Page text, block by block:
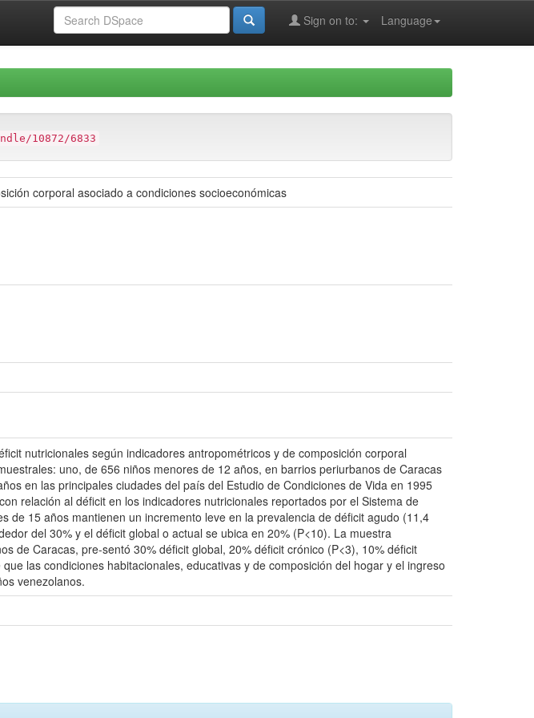
Language
Sign on to:
10872/6833
corporal asociado a condiciones socioeconómicas
nutricionales según indicadores antropométricos y de composición corporal
uno, de 656 niños menores de 12 años, en barrios periurbanos de Caracas
en las principales ciudades del país del Estudio de Condiciones de Vida en 1995
relación al déficit en los indicadores nutricionales reportados por el Sistema de
de 15 años mantienen un incremento leve en la prevalencia de déficit agudo (11,4
del 30% y el déficit global o actual se ubica en 20% (P<10). La muestra
de Caracas, pre-sentó 30% déficit global, 20% déficit crónico (P<3), 10% déficit
las condiciones habitacionales, educativas y de composición del hogar y el ingreso
venezolanos.